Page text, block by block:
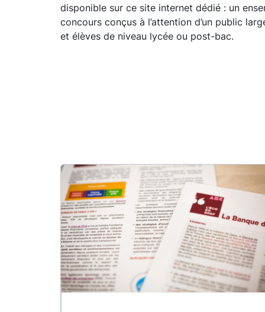
disponible sur ce site internet dédié : un
concours conçus à l’attention d’un public
et élèves de niveau lycée ou post-bac.